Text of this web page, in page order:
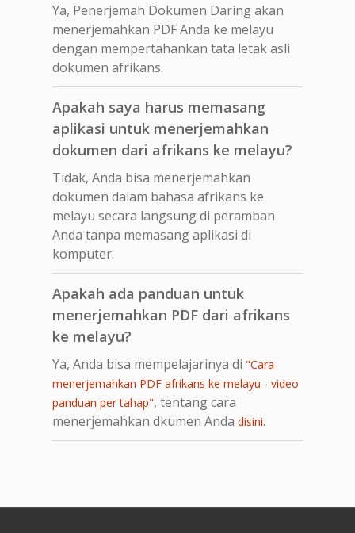
Ya, Penerjemah Dokumen Daring akan
menerjemahkan PDF Anda ke melayu
dengan mempertahankan tata letak asli
dokumen afrikans.
Apakah saya harus memasang
aplikasi untuk menerjemahkan
dokumen dari afrikans ke melayu?
Tidak, Anda bisa menerjemahkan
dokumen dalam bahasa afrikans ke
melayu secara langsung di peramban
Anda tanpa memasang aplikasi di
komputer.
Apakah ada panduan untuk
menerjemahkan PDF dari afrikans
ke melayu?
Ya, Anda bisa mempelajarinya di "Cara
menerjemahkan PDF afrikans ke melayu - video
panduan per tahap", tentang cara
menerjemahkan dkumen Anda disini.